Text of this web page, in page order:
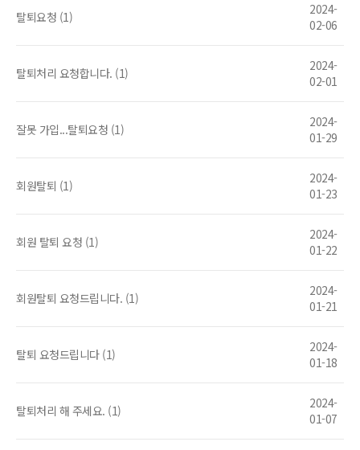
탈퇴요청 (1)
2024-
02-06
탈퇴처리 요청합니다. (1)
2024-
02-01
잘못 가입...탈퇴요청 (1)
2024-
01-29
회원탈퇴 (1)
2024-
01-23
회원 탈퇴 요청 (1)
2024-
01-22
회원탈퇴 요청드립니다. (1)
2024-
01-21
탈퇴 요청드립니다 (1)
2024-
01-18
탈퇴처리 해 주세요. (1)
2024-
01-07